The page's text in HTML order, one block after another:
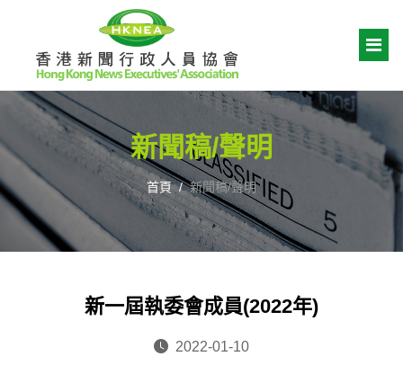
新聞稿/聲明
首頁 新聞稿/聲明
新一屆執委會成員(2022年)
2022-01-10